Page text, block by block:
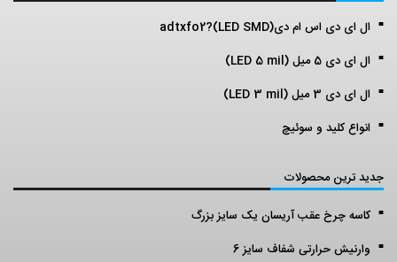
ال ای دی اس ام دی(LED SMD)?adtxfo2
ال ای دی 5 میل (LED 5 mil)
ال ای دی 3 میل (LED 3 mil)
انواع کلید و سوئیچ
جدید ترین محصولات
کاسه چرخ عقب آریسان یک سایز بزرگ
وارنیش حرارتی شفاف سایز 6